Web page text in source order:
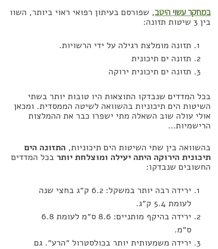
במחקר עשוי היטב, שפורסם בעיתון רפואי ראוי ביותר, השוו
בין 3 שיטות תזונה:
תזונה מומלצת רגילה על ידי הרשויות.
תזונה ים תיכונית
תזונה ים תיכונית ירוקה
בכל המדדים שנבדקו התוצאות היו טובות יותר בשתי
השיטות הים תיכוניות בהשוואה לשיטה הממסדית. ומכאן
אולי עולה שוב השאלה מתי ישפרו כבר את ההמלצות
הרישמיות…
בהשוואה בין שתי השיטות הים תיכוניות, התזונה הים
תיכונית הירוקה היתה יעילה ומוצלחת יותר בכל המדדים
החשובים שנבדקו:
ירידה רבה יותר במשקל: 6.2 ק״ג בחצי שנה
לעומת 5.4 ק״ג.
ירידה בהיקף מותניים: 8.6 ס״מ לעומת 6.8
ס״מ.
ירידה משמעותית יותר בכולסטרול ״הרע״. גם